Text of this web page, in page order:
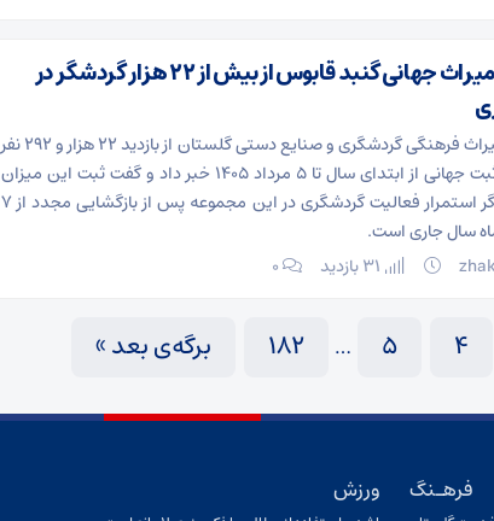
میزبانی میراث جهانی گنبد قابوس از بیش از ۲۲ هزار گردشگر در
مدیرکل میراث فرهنگی گردشگری و صنایع دستی گلستان از بازدید ۲۲ هزار و ۲۹۲ نفر
از این اثر ثبت جهانی از ابتدای سال تا ۵ مرداد ۱۴۰۵ خبر داد و گفت ثبت این میزان
بازدید بیانگر استمرار فعالیت گردشگری در این مجموعه پس از بازگشایی مجدد از ۷
سال جاری است.
۰
4
5
…
182 برگه‌ی بعد »
فرهـنگ ورزش